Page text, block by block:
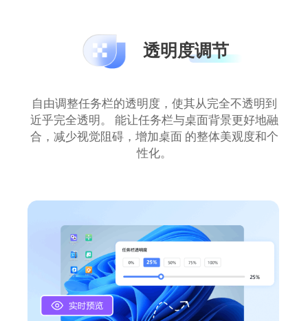
透明度调节
自由调整任务栏的透明度，使其从完全不透明到
近乎完全透明。 能让任务栏与桌面背景更好地融
合，减少视觉阻碍，增加桌面 的整体美观度和个
性化。